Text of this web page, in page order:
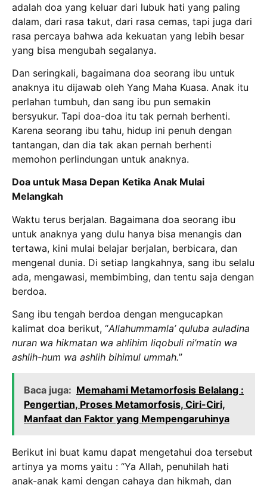
adalah doa yang keluar dari lubuk hati yang paling
dalam, dari rasa takut, dari rasa cemas, tapi juga dari
rasa percaya bahwa ada kekuatan yang lebih besar
yang bisa mengubah segalanya.
Dan seringkali, bagaimana doa seorang ibu untuk
anaknya itu dijawab oleh Yang Maha Kuasa. Anak itu
perlahan tumbuh, dan sang ibu pun semakin
bersyukur. Tapi doa-doa itu tak pernah berhenti.
Karena seorang ibu tahu, hidup ini penuh dengan
tantangan, dan dia tak akan pernah berhenti
memohon perlindungan untuk anaknya.
Doa untuk Masa Depan Ketika Anak Mulai
Melangkah
Waktu terus berjalan. Bagaimana doa seorang ibu
untuk anaknya yang dulu hanya bisa menangis dan
tertawa, kini mulai belajar berjalan, berbicara, dan
mengenal dunia. Di setiap langkahnya, sang ibu selalu
ada, mengawasi, membimbing, dan tentu saja dengan
berdoa.
Sang ibu tengah berdoa dengan mengucapkan
kalimat doa berikut, “Allahummamla’ quluba auladina
nuran wa hikmatan wa ahlihim liqobuli ni’matin wa
ashlih-hum wa ashlih bihimul ummah.”
Baca juga: Memahami Metamorfosis Belalang :
Pengertian, Proses Metamorfosis, Ciri-Ciri,
Manfaat dan Faktor yang Mempengaruhinya
Berikut ini buat kamu dapat mengetahui doa tersebut
artinya ya moms yaitu : “Ya Allah, penuhilah hati
anak-anak kami dengan cahaya dan hikmah, dan